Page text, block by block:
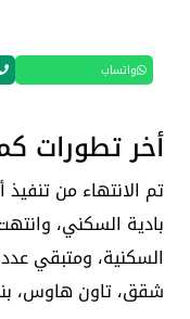
واتساب
أخر تطورات
تم الانتهاء من
بادية السكني،
السكنية، ومتبقي
شقق، تاون هاوس،